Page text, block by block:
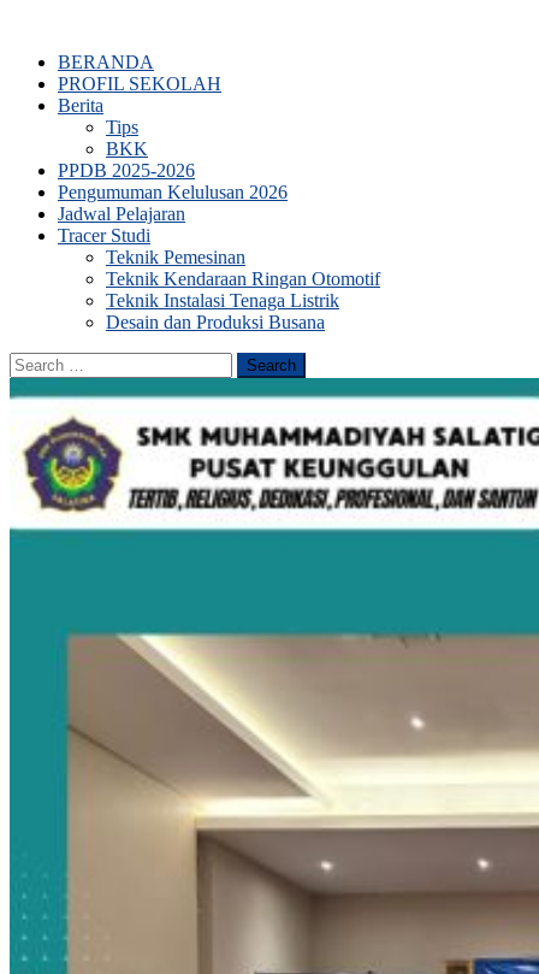
BERANDA
PROFIL SEKOLAH
Berita
Tips
BKK
PPDB 2025-2026
Pengumuman Kelulusan 2026
Jadwal Pelajaran
Tracer Studi
Teknik Pemesinan
Teknik Kendaraan Ringan Otomotif
Teknik Instalasi Tenaga Listrik
Desain dan Produksi Busana
Search
for: